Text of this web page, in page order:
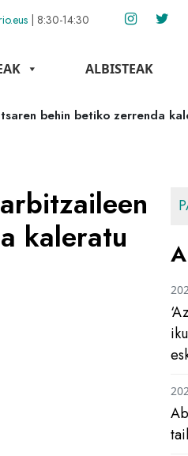
| 8:30-14:30
ALBISTEAK
behin betiko zerrenda
kaleratu